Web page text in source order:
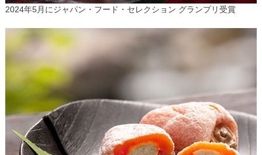
2024年5月にジャパン・フード・セレクション グランプリ受賞